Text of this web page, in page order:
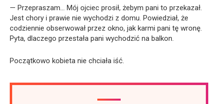
— Przepraszam… Mój ojciec prosił, żebym pani to przekazał.
Jest chory i prawie nie wychodzi z domu. Powiedział, że
codziennie obserwował przez okno, jak karmi pani tę wronę.
Pyta, dlaczego przestała pani wychodzić na balkon.
Początkowo kobieta nie chciała iść.